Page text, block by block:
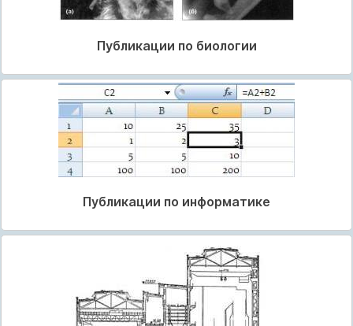
Публикации по биологии
Публикации по информатике